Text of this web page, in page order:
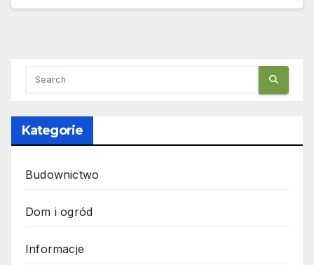
Kategorie
Budownictwo
Dom i ogród
Informacje